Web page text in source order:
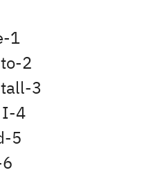
1-spoke
2-it used to
3-not very tall
4-so am I
5-Would
6-that